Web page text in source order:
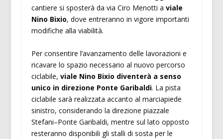
cantiere si sposterà da via Ciro Menotti a viale
Nino Bixio, dove entreranno in vigore importanti
modifiche alla viabilità.
Per consentire l’avanzamento delle lavorazioni e
ricavare lo spazio necessario al nuovo percorso
ciclabile, viale Nino Bixio diventerà a senso
unico in direzione Ponte Garibaldi. La pista
ciclabile sarà realizzata accanto al marciapiede
sinistro, considerando la direzione piazzale
Stefani–Ponte Garibaldi, mentre sul lato opposto
resteranno disponibili gli stalli di sosta per le